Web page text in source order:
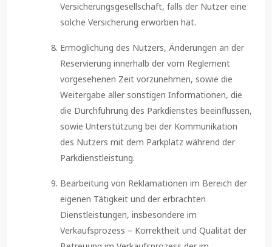
Versicherungsgesellschaft, falls der Nutzer eine
solche Versicherung erworben hat.
Ermöglichung des Nutzers, Änderungen an der
Reservierung innerhalb der vom Reglement
vorgesehenen Zeit vorzunehmen, sowie die
Weitergabe aller sonstigen Informationen, die
die Durchführung des Parkdienstes beeinflussen,
sowie Unterstützung bei der Kommunikation
des Nutzers mit dem Parkplatz während der
Parkdienstleistung.
Bearbeitung von Reklamationen im Bereich der
eigenen Tätigkeit und der erbrachten
Dienstleistungen, insbesondere im
Verkaufsprozess – Korrektheit und Qualität der